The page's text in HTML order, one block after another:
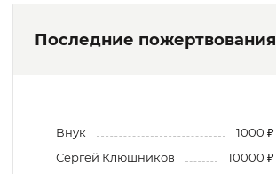
Последние пожертвования
Внук
1000 ₽
Сергей Клюшников
10000 ₽